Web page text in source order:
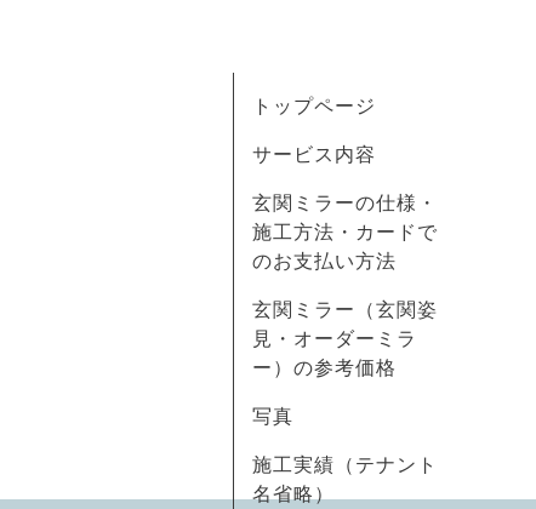
トップページ
サービス内容
玄関ミラーの仕様・
施工方法・カードで
のお支払い方法
玄関ミラー（玄関姿
見・オーダーミラ
ー）の参考価格
写真
施工実績（テナント
名省略）